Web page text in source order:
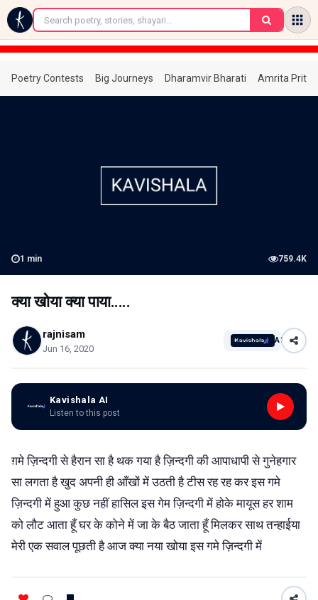
←
Poetry Contests Big Journeys Dharamvir Bharati Amrita
1 min 759.4K
क्या खोया क्या पाया.....
rajnisam
Jun 16, 2020
AI
Kavishala AI
Listen to this post
ग़मे ज़िन्दगी से हैरान सा है थक गया है ज़िन्दगी की आपाधापी से गुनेहगार
सा लगता है खुद अपनी ही आँखों में उठती है टीस रह रह कर इस गमे
ज़िन्दगी में हुआ कुछ नहीं हासिल इस गेम ज़िन्दगी में होके मायूस हर शाम
को लौट आता हूँ घर के कोने में जा के बैठ जाता हूँ मिलकर साथ तन्हाईया
मेरी एक सवाल पूछती है आज क्या नया खोया इस गमे ज़िन्दगी में